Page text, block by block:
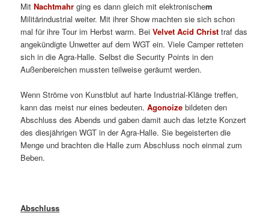
MitNachtmahr ging es dann gleich mit elektronischem
Militärindustrial weiter. Mit ihrer Show machten sie sich schon
mal für ihre Tour im Herbst warm. BeiVelvet Acid Christ traf das
angekündigte Unwetter auf dem WGT ein. Viele Camper retteten
sich in die Agra-Halle. Selbst die Security Points in den
Außenbereichen mussten teilweise geräumt werden.
Wenn Ströme von Kunstblut auf harte Industrial-Klänge treffen,
kann das meist nur eines bedeuten.Agonoize bildeten den
Abschluss des Abends und gaben damit auch das letzte Konzert
des diesjährigen WGT in der Agra-Halle. Sie begeisterten die
Menge und brachten die Halle zum Abschluss noch einmal zum
Beben.
Abschluss